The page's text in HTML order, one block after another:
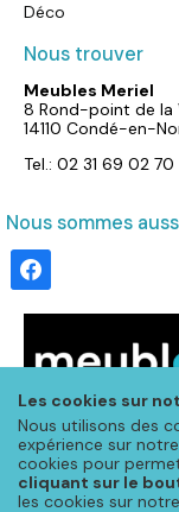
Les cookies sur
Nous utilisons des
expérience sur
cookies pour
cliquant sur le
les cookies sur
Déco
Nous trouver
Meubles Meriel
8 Rond-point de la
14110 Condé-en-
Tel.: 02 31 69 02 70
Nous sommes
facebook